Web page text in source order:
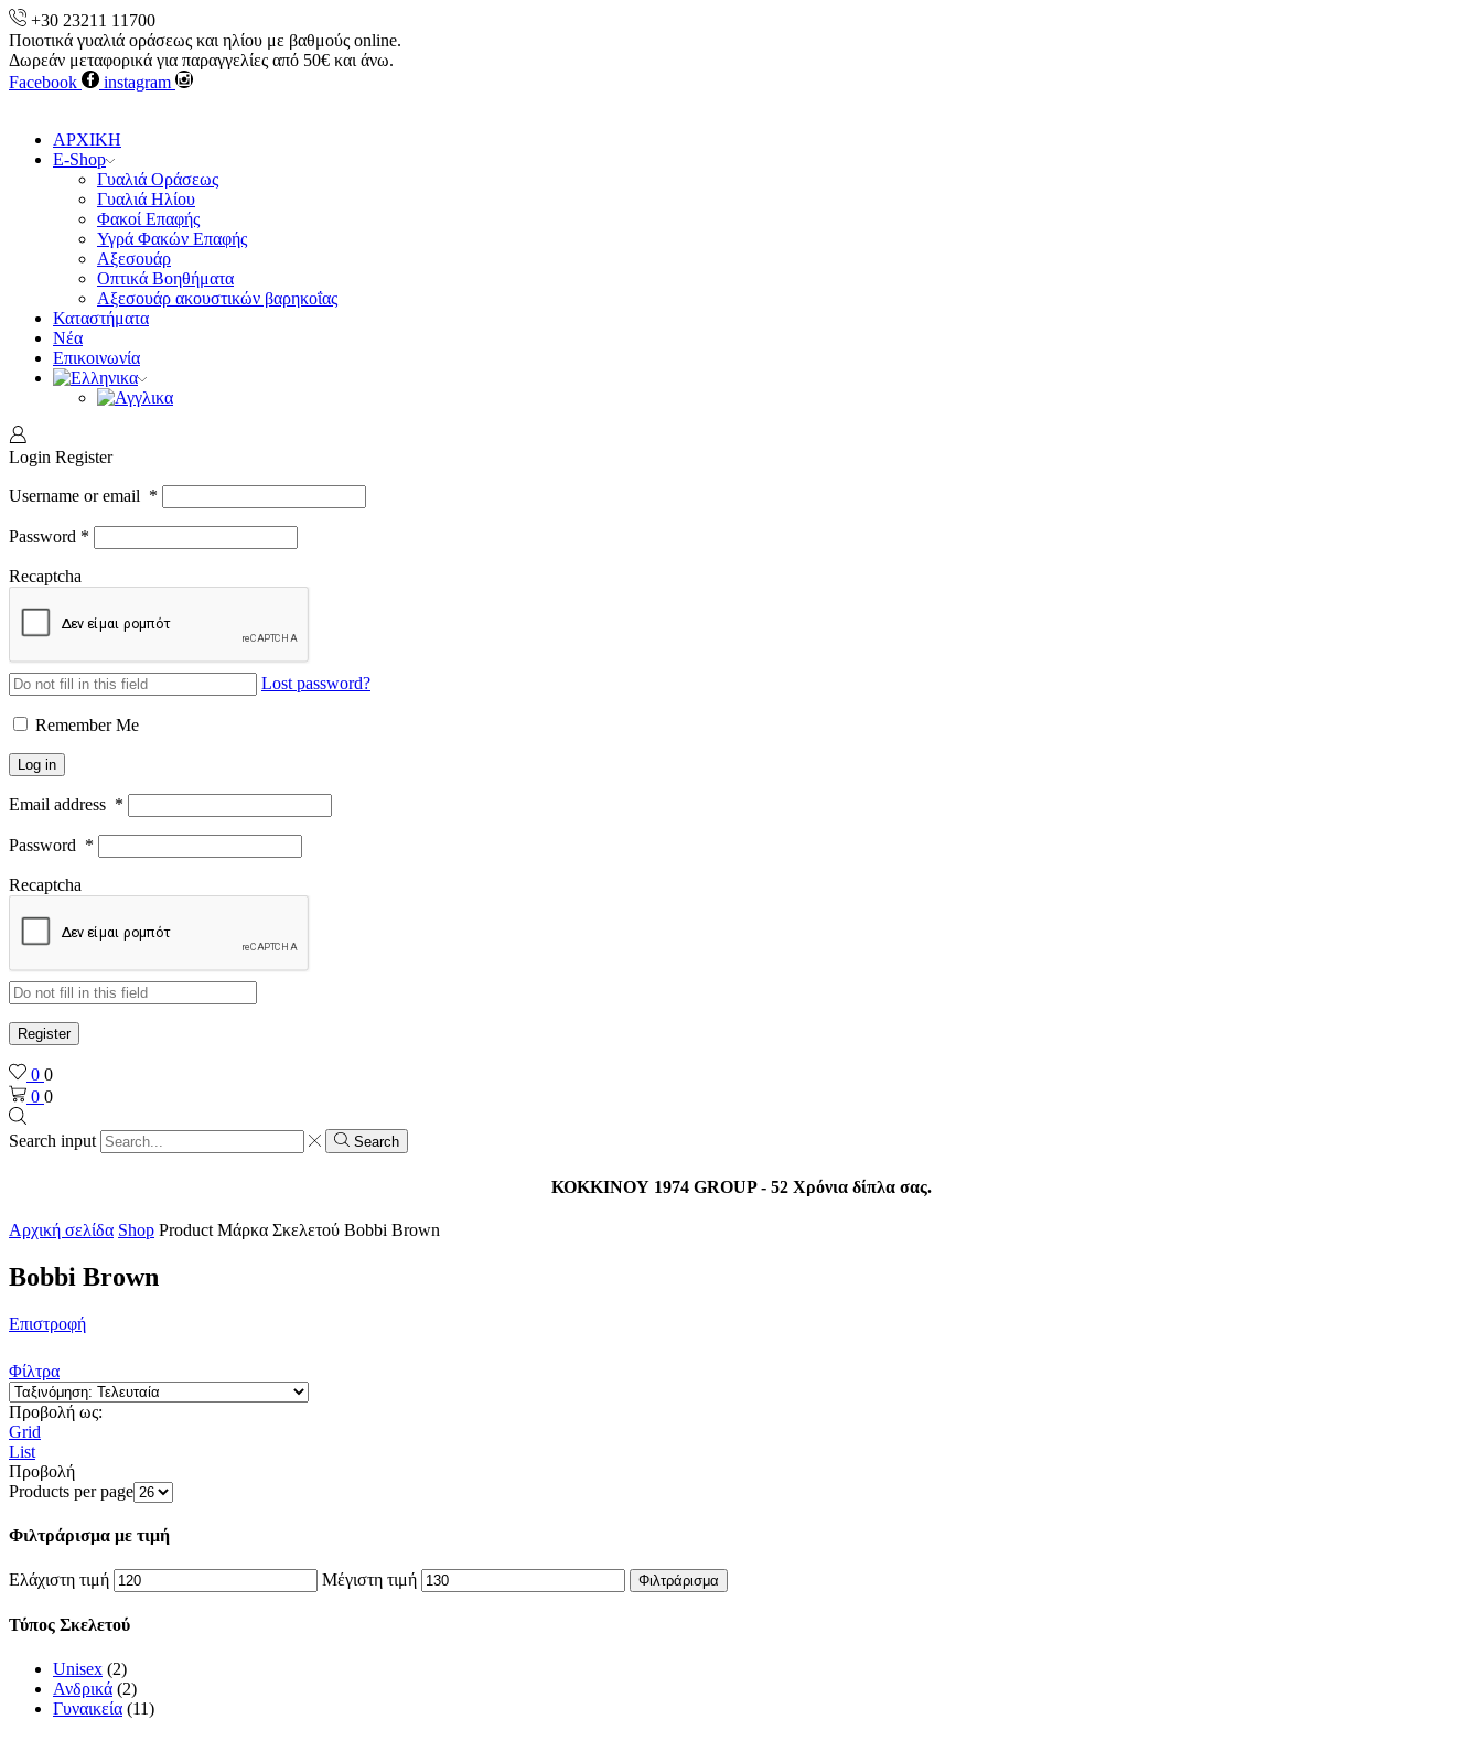
+30 23211 11700
Ποιοτικά γυαλιά οράσεως και ηλίου με βαθμούς online.
Δωρεάν μεταφορικά για παραγγελίες από 50€ και άνω.
Facebook
instagram
ΑΡΧΙΚΗ
E-Shop
Γυαλιά Οράσεως
Γυαλιά Ηλίου
Φακοί Επαφής
Υγρά Φακών Επαφής
Αξεσουάρ
Οπτικά Βοηθήματα
Αξεσουάρ ακουστικών βαρηκοΐας
Καταστήματα
Νέα
Επικοινωνία
Login Register
Username or email *
Password *
Recaptcha
Lost password?
Remember Me
Log in
Email address *
Password *
Recaptcha
Register
0 0
0 0
Search input Search
ΚΟΚΚΙΝΟΥ 1974 GROUP - 52 Χρόνια δίπλα σας.
Αρχική σελίδα Shop Product Μάρκα Σκελετού Bobbi Brown
Bobbi Brown
Επιστροφή
Φίλτρα
Προβολή ως:
Grid
List
Προβολή
Products per page
Φιλτράρισμα με τιμή
Ελάχιστη τιμή Μέγιστη τιμή Φιλτράρισμα
Τύπος Σκελετού
Unisex (2)
Ανδρικά (2)
Γυναικεία (11)